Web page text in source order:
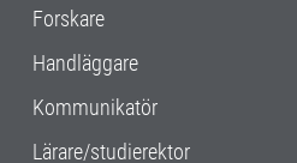
Forskare
Handläggare
Kommunikatör
Lärare/studierektor